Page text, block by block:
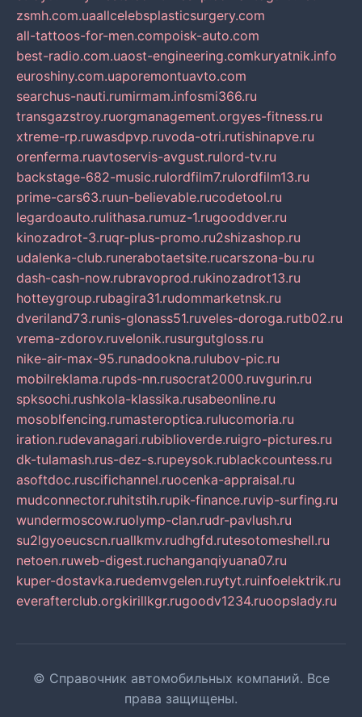
zsmh.com.uaallcelebsplasticsurgery.com
all-tattoos-for-men.compoisk-auto.com
best-radio.com.uaost-engineering.comkuryatnik.info
euroshiny.com.uaporemontuavto.com
searchus-nauti.rumirmam.infosmi366.ru
transgazstroy.ruorgmanagement.orgyes-fitness.ru
xtreme-rp.ruwasdpvp.ruvoda-otri.rutishinapve.ru
orenferma.ruavtoservis-avgust.rulord-tv.ru
backstage-682-music.rulordfilm7.rulordfilm13.ru
prime-cars63.ruun-believable.rucodetool.ru
legardoauto.rulithasa.rumuz-1.rugooddver.ru
kinozadrot-3.ruqr-plus-promo.ru2shizashop.ru
udalenka-club.runerabotaetsite.rucarszona-bu.ru
dash-cash-now.rubravoprod.rukinozadrot13.ru
hotteygroup.rubagira31.rudommarketnsk.ru
dveriland73.runis-glonass51.ruveles-doroga.rutb02.ru
vrema-zdorov.ruvelonik.rusurgutgloss.ru
nike-air-max-95.runadookna.rulubov-pic.ru
mobilreklama.rupds-nn.rusocrat2000.ruvgurin.ru
spksochi.rushkola-klassika.rusabeonline.ru
mosoblfencing.rumasteroptica.rulucomoria.ru
iration.rudevanagari.rubiblioverde.ruigro-pictures.ru
dk-tulamash.rus-dez-s.rupeysok.rublackcountess.ru
asoftdoc.ruscifichannel.ruocenka-appraisal.ru
mudconnector.ruhitstih.rupik-finance.ruvip-surfing.ru
wundermoscow.ruolymp-clan.rudr-pavlush.ru
su2lgyoeucscn.ruallkmv.rudhgfd.rutesotomeshell.ru
netoen.ruweb-digest.ruchanganqiyuana07.ru
kuper-dostavka.ruedemvgelen.ruytyt.ruinfoelektrik.ru
everafterclub.orgkirillkgr.rugoodv1234.ruoopslady.ru
© Справочник автомобильных компаний. Все
права защищены.